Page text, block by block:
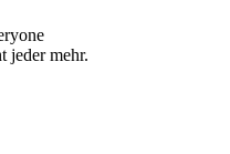
jeder mehr.